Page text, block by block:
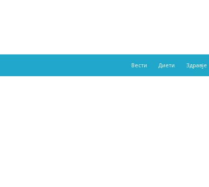
Вести Диети Здравје